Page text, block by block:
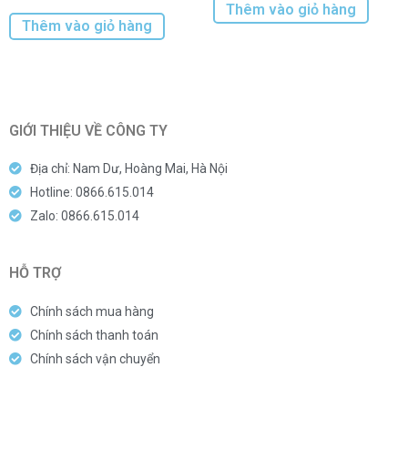
Thêm vào giỏ hàng
Thêm vào giỏ hàng
GIỚI THIỆU VỀ CÔNG TY
Địa chỉ: Nam Dư, Hoàng Mai, Hà Nội
Hotline: 0866.615.014
Zalo: 0866.615.014
HỖ TRỢ
Chính sách mua hàng
Chính sách thanh toán
Chính sách vận chuyển